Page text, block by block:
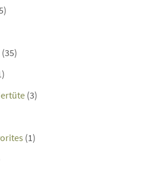
(35)
(3)
(1)